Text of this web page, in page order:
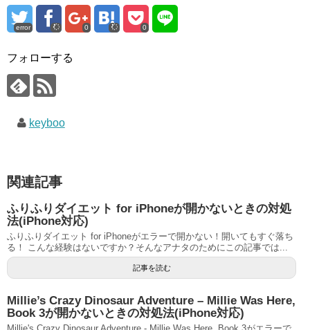
error 0 0
フォローする
keyboo
関連記事
ふりふりダイエット for iPhoneが開かないときの対処
法(iPhone対応)
ふりふりダイエット for iPhoneがエラーで開かない！開いてもすぐ落ち
る！ こんな経験はないですか？そんなアナタのためにこの記事では...
記事を読む
Millie’s Crazy Dinosaur Adventure – Millie Was Here,
Book 3が開かないときの対処法(iPhone対応)